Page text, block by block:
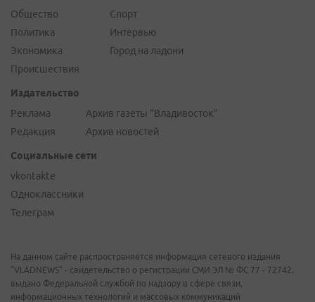
Общество
Политика
Экономика
Происшествия
Спорт
Интервью
Город на ладони
Издательство
Реклама
Редакция
Архив газеты "Владивосток"
Архив новостей
Социальные сети
vkontakte
Одноклассники
Телеграм
На данном сайте распространяется информация сетевого издания
"VLADNEWS" - свидетельство о регистрации СМИ ЭЛ № ФС 77 - 72742,
выдано Федеральной службой по надзору в сфере связи,
информационных технологий и массовых коммуникаций